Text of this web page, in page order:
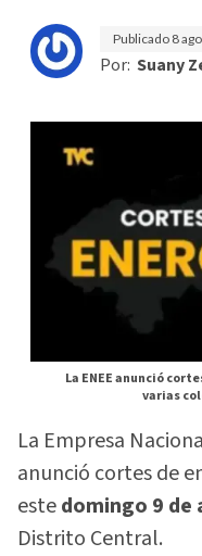
Publicado 8
Por: Suany
La ENEE anunció
varias
La Empresa
anunció cortes de
estedomingo 9 de
Distrito Central.